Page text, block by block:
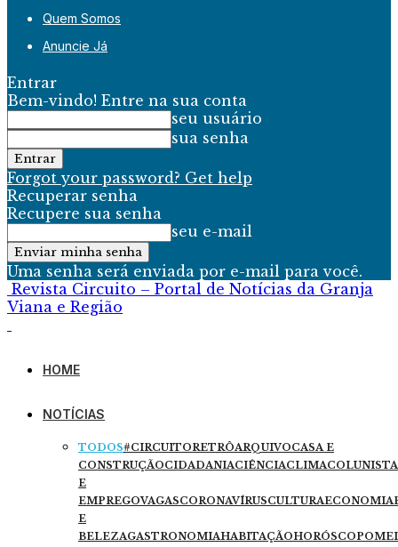
Quem Somos
Anuncie Já
Entrar
Bem-vindo! Entre na sua conta
seu usuário
sua senha
Forgot your password? Get help
Recuperar senha
Recupere sua senha
seu e-mail
Uma senha será enviada por e-mail para você.
Revista Circuito – Portal de Notícias da Granja
Viana e Região
HOME
NOTÍCIAS
TODOS#CIRCUITORETRÔARQUIVOCASA E
CONSTRUÇÃOCIDADANIACIÊNCIACLIMA
E
EMPREGOVAGASCORONAVÍRUSCULTURAECONOMIA
E
BELEZAGASTRONOMIAHABITAÇÃOHORÓSCOPO